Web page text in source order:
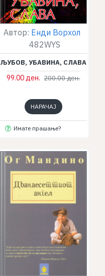
Автор: Енди Ворхол
482WYS
ЉУБОВ, УБАВИНА, СЛАВА
99.00 ден. 200.00 ден.
НАРАЧАЈ
Имате прашање?